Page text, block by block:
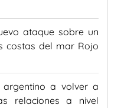
ataque sobre un
costas del mar Rojo
a volver a
relaciones a nivel